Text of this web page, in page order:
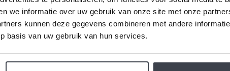
we informatie over uw gebruik van onze site met onze
kunnen deze gegevens combineren met andere
basis van uw gebruik van hun services.
onderscheiden
de voordelen